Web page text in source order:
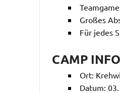
Großes
Für jedes
CAMP
Ort:
Datum: